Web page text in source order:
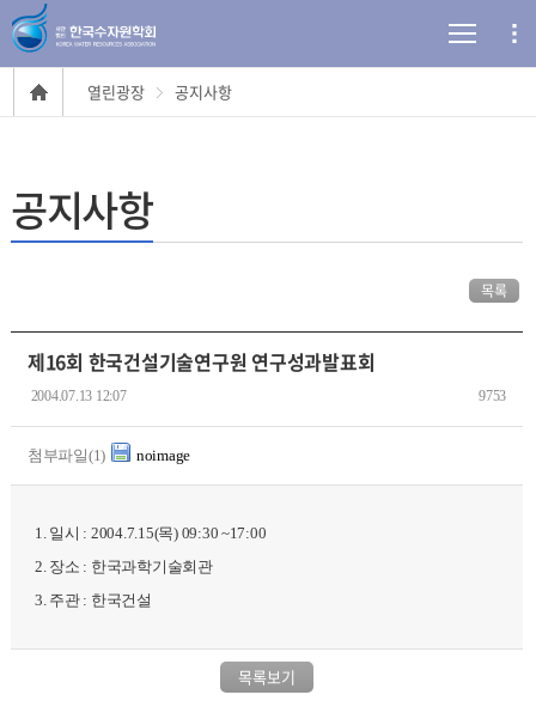
열린광장 공지사항
공지사항
목록
제16회 한국건설기술연구원 연구성과발표회
2004.07.13 12:07 9753
첨부파일(1) noimage
1. 일시 : 2004.7.15(목) 09:30 ~17:00
2. 장소 : 한국과학기술회관
3. 주관 : 한국건설
목록보기